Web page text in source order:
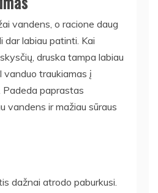
vandens, o racione daug
dar labiau patinti. Kai
druska tampa labiau
traukiamas į
Padeda paprastas
vandens ir mažiau sūraus
dažnai atrodo paburkusi.